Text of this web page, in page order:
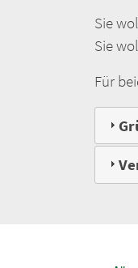
Sie
Sie
Für